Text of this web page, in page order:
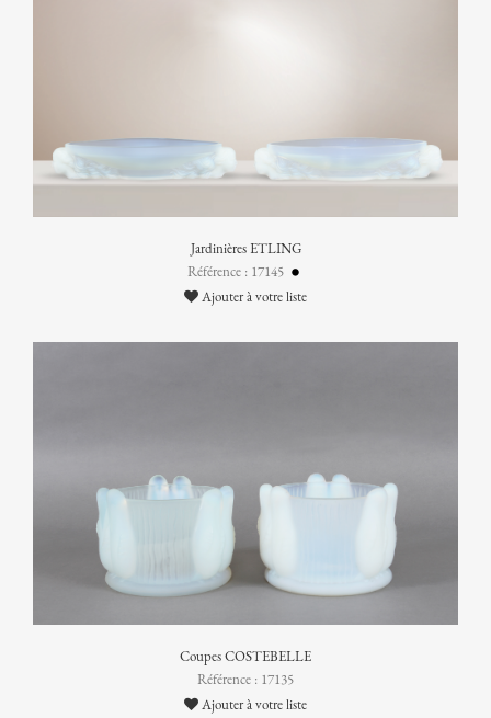
Jardinières ETLING
Référence : 17145
Ajouter à votre liste
Coupes COSTEBELLE
Référence : 17135
Ajouter à votre liste